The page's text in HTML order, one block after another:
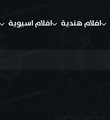
افلام هندية افلام اسيوية